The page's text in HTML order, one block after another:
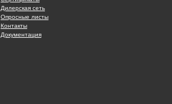
Дилерская сеть
Опросные листы
Контакты
Документация